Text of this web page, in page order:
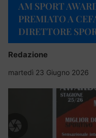
AM SPORT
PREMIATO A
DIRETTORE
Redazione
martedì 23 Giugno 2026